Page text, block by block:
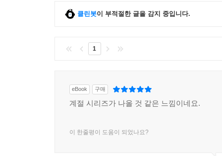
클린봇이 부적절한 글을 감지 중입니다.
1
eBook 구매
계절 시리즈가 나올 것 같은 느낌이네요.
이 한줄평이 도움이 되었나요?